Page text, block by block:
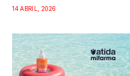
14 ABRIL, 2026